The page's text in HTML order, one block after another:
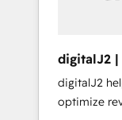
digitalJ2 |
digitalJ2
optimize